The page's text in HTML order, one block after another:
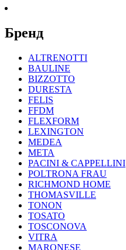
Бренд
ALTRENOTTI
BAULINE
BIZZOTTO
DURESTA
FELIS
FFDM
FLEXFORM
LEXINGTON
MEDEA
META
PACINI & CAPPELLINI
POLTRONA FRAU
RICHMOND HOME
THOMASVILLE
TONON
TOSATO
TOSCONOVA
VITRA
MARONESE